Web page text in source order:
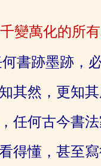
變萬化的所
書跡墨跡，
其然，更知
任何古今書
得懂，甚至